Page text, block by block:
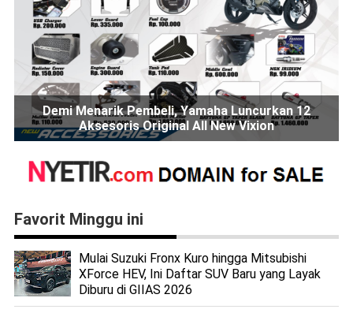
Demi Menarik Pembeli, Yamaha Luncurkan 12
Aksesoris Original All New Vixion
Favorit Minggu ini
Mulai Suzuki Fronx Kuro hingga Mitsubishi
XForce HEV, Ini Daftar SUV Baru yang Layak
Diburu di GIIAS 2026